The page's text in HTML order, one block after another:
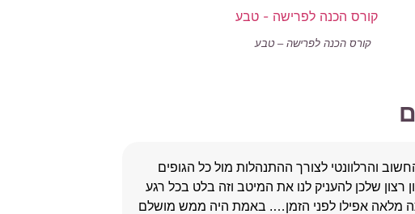
קורס הכנה לפרישה – טבע
והרלוונטי לצורך ההתנהלות מול כל הגופים
שלכן להעניק לנו את המיטב וזה בלט בכל רגע
מלאה אפילו לפני הזמן…. באמת היה ממש מושלם